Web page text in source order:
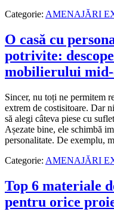
Categorie: AMENAJĂRI
O casă cu
potrivite:
mobilierului
Sincer, nu toți ne permitem
extrem de costisitoare. Dar
să alegi câteva piese cu
Așezate bine, ele schimbă
personalitate. De exemplu,
Categorie: AMENAJĂRI
Top 6 materiale
pentru orice